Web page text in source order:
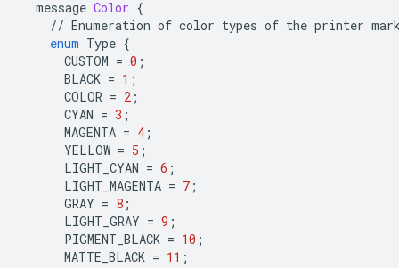
message Color {
// Enumeration of color types of the printer
enum Type {
CUSTOM = 0 ;
BLACK = 1 ;
COLOR = 2 ;
CYAN = 3 ;
MAGENTA = 4 ;
YELLOW = 5 ;
LIGHT_CYAN = 6 ;
LIGHT_MAGENTA = 7 ;
GRAY = 8 ;
LIGHT_GRAY = 9 ;
PIGMENT_BLACK = 10 ;
MATTE_BLACK = 11 ;